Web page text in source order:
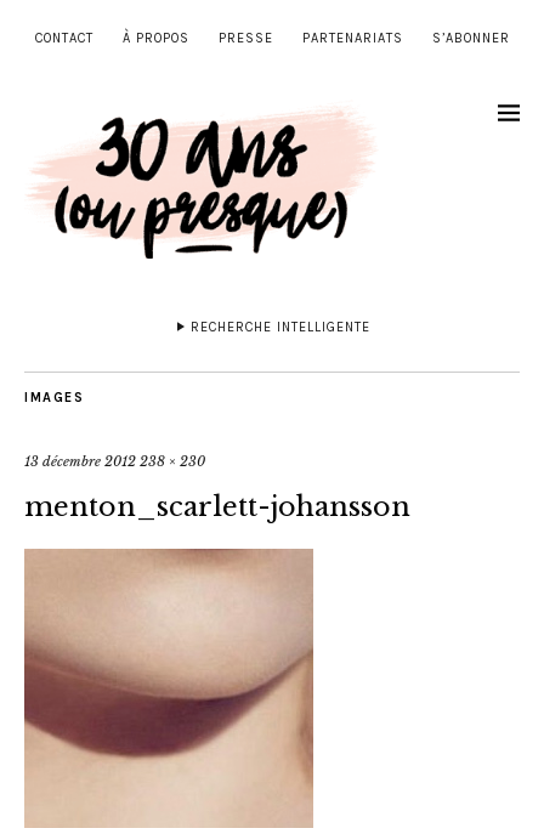
CONTACT À PROPOS PRESSE PARTENARIATS S’ABONNER
RECHERCHE INTELLIGENTE
IMAGES
13 décembre 2012 238 × 230
menton_scarlett-johansson